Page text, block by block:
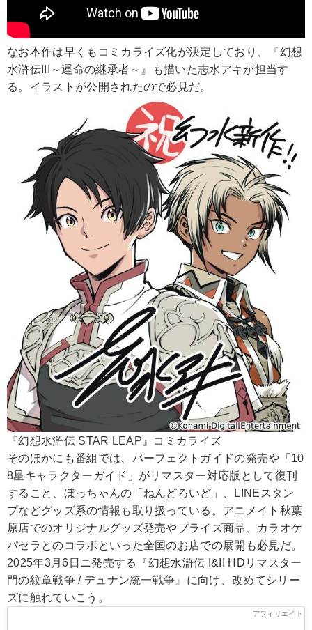
なお本作は早くもコミカライズ化が決定しており、『幻想
水滸伝III～運命の継承者～』も描いた志水アキが担当す
る。イラストが公開されたので必見だ。
『幻想水滸伝 STAR LEAP』コミカライズ
そのほかにも番組では、パーフェクトガイドの発売や「10
8星キャラクターガイド」がリマスター対応版として復刊
すること、ぼっちゃんの「ねんどろいど」、LINEスタン
プなどグッズ系の情報も取り扱っている。アニメイト秋葉
原店でのオリジナルグッズ発売やプライズ商品、カラオケ
パセラとのコラボといった全国のお店での展開も必見だ。
2025年3月6日ニ発売する『幻想水滸伝 I&II HDリマスター
門の紋章戦争 / デュナン統一戦争』に向け、改めてシリー
ズに触れていこう。